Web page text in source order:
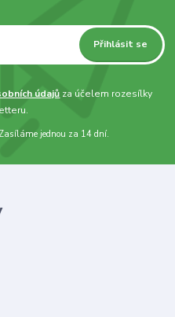
Přihlásit se
údajů za účelem rozesílky
jednou za 14 dní.